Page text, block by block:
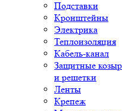
Подставки
Кронштейны
Электрика
Теплоизоляция
Кабель-канал
Защитные
и решетки
Ленты
Крепеж